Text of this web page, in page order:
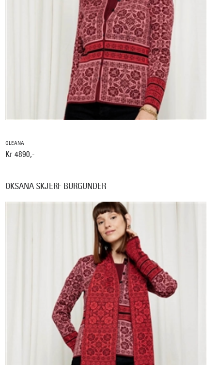
OLEANA
Kr 4890,-
OKSANA SKJERF BURGUNDER